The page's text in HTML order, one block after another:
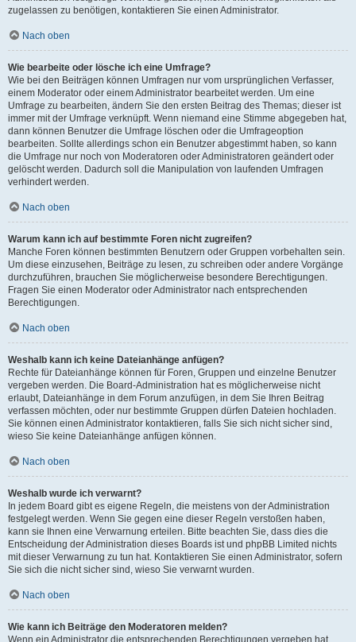
zugelassen zu benötigen, kontaktieren Sie einen Administrator.
Nach oben
Wie bearbeite oder lösche ich eine Umfrage?
Wie bei den Beiträgen können Umfragen nur vom ursprünglichen Verfasser,
einem Moderator oder einem Administrator bearbeitet werden. Um eine
Umfrage zu bearbeiten, ändern Sie den ersten Beitrag des Themas; dieser ist
immer mit der Umfrage verknüpft. Wenn niemand eine Stimme abgegeben hat,
dann können Benutzer die Umfrage löschen oder die Umfrageoption
bearbeiten. Sollte allerdings schon ein Benutzer abgestimmt haben, so kann
die Umfrage nur noch von Moderatoren oder Administratoren geändert oder
gelöscht werden. Dadurch soll die Manipulation von laufenden Umfragen
verhindert werden.
Nach oben
Warum kann ich auf bestimmte Foren nicht zugreifen?
Manche Foren können bestimmten Benutzern oder Gruppen vorbehalten sein.
Um diese einzusehen, Beiträge zu lesen, zu schreiben oder andere Vorgänge
durchzuführen, brauchen Sie möglicherweise besondere Berechtigungen.
Fragen Sie einen Moderator oder Administrator nach entsprechenden
Berechtigungen.
Nach oben
Weshalb kann ich keine Dateianhänge anfügen?
Rechte für Dateianhänge können für Foren, Gruppen und einzelne Benutzer
vergeben werden. Die Board-Administration hat es möglicherweise nicht
erlaubt, Dateianhänge in dem Forum anzufügen, in dem Sie Ihren Beitrag
verfassen möchten, oder nur bestimmte Gruppen dürfen Dateien hochladen.
Sie können einen Administrator kontaktieren, falls Sie sich nicht sicher sind,
wieso Sie keine Dateianhänge anfügen können.
Nach oben
Weshalb wurde ich verwarnt?
In jedem Board gibt es eigene Regeln, die meistens von der Administration
festgelegt werden. Wenn Sie gegen eine dieser Regeln verstoßen haben,
kann sie Ihnen eine Verwarnung erteilen. Bitte beachten Sie, dass dies die
Entscheidung der Administration dieses Boards ist und phpBB Limited nichts
mit dieser Verwarnung zu tun hat. Kontaktieren Sie einen Administrator, sofern
Sie sich die nicht sicher sind, wieso Sie verwarnt wurden.
Nach oben
Wie kann ich Beiträge den Moderatoren melden?
Wenn ein Administrator die entsprechenden Berechtigungen vergeben hat,